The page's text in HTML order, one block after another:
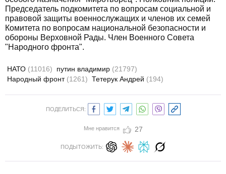
Председатель подкомитета по вопросам социальной и
правовой защиты военнослужащих и членов их семей
Комитета по вопросам национальной безопасности и
обороны Верховной Рады. Член Военного Совета
"Народного фронта".
НАТО (11016) путин владимир (21797)
Народный фронт (1261) Тетерук Андрей (194)
ПОДЕЛИТЬСЯ:
Мне нравится 27
ПОДЫТОЖИТЬ: